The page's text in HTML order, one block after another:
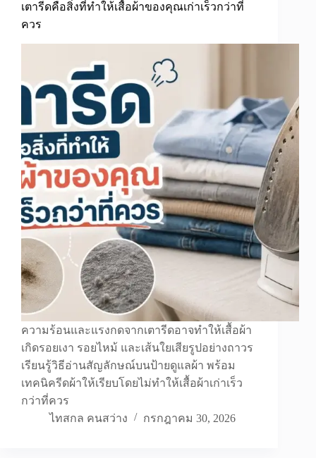
เตารีดคือสิ่งที่ทำให้เสื้อผ้าของคุณเก่าเร็วกว่าที่
ควร
ความร้อนและแรงกดจากเตารีดอาจทำให้เสื้อผ้า
เกิดรอยเงา รอยไหม้ และเส้นใยเสียรูปอย่างถาวร
เรียนรู้วิธีอ่านสัญลักษณ์บนป้ายดูแลผ้า พร้อม
เทคนิครีดผ้าให้เรียบโดยไม่ทำให้เสื้อผ้าเก่าเร็ว
กว่าที่ควร
ไทสกล คนสว่าง
กรกฎาคม 30, 2026